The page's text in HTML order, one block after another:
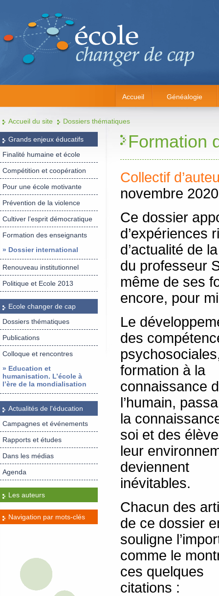
Accueil Généalogie
Accueil du site Dossiers thématiques
Grands enjeux éducatifs
Finalité humaine et école
Compétition et coopération
Pour une école motivante
Prévention de la violence
Cultiver l’esprit démocratique
Formation des enseignants
» Dossier international
Renouveau institutionnel
Politique et Ecole 2013
Ecole changer de cap
Dossiers thématiques
Publications
Colloque et rencontres
» Education et
humanisation. L’école à
l’ère de la mondialisation
Actualités de l'éducation
Campagnes et événements
Rapports et études
Dans les médias
Agenda
Les auteurs
Navigation par mots-clés
Formation
Collectif
novembre
Ce dossier
d’expériences
d’actualité de
du professeur
même de ses
encore, pour
Le
des
formation à la
connaissance
l’humain,
la
soi et des
leur
deviennent
inévitables.
Chacun des
de ce dossier
souligne
comme le
ces quelques
citations :